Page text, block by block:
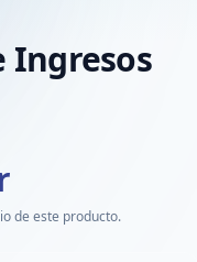
Ingresos
de este producto.